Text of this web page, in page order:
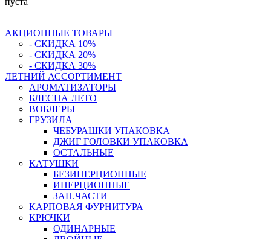
АКЦИОННЫЕ ТОВАРЫ
- СКИДКА 10%
- СКИДКА 20%
- СКИДКА 30%
ЛЕТНИЙ АССОРТИМЕНТ
АРОМАТИЗАТОРЫ
БЛЕСНА ЛЕТО
ВОБЛЕРЫ
ГРУЗИЛА
ЧЕБУРАШКИ УПАКОВКА
ДЖИГ ГОЛОВКИ УПАКОВКА
ОСТАЛЬНЫЕ
КАТУШКИ
БЕЗИНЕРЦИОННЫЕ
ИНЕРЦИОННЫЕ
ЗАП.ЧАСТИ
КАРПОВАЯ ФУРНИТУРА
КРЮЧКИ
ОДИНАРНЫЕ